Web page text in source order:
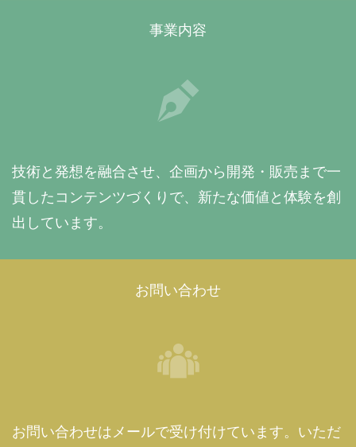
事業内容
技術と発想を融合させ、企画から開発・販売まで一
貫したコンテンツづくりで、新たな価値と体験を創
出しています。
お問い合わせ
お問い合わせはメールで受け付けています。いただ